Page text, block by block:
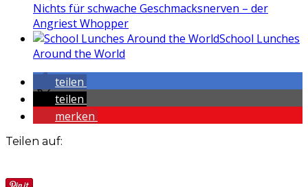
Nichts für schwache Geschmacksnerven – der
Angriest Whopper
School Lunches
Around the World
teilen
teilen
merken
Teilen auf: